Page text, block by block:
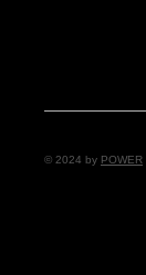
© 2024 by POWER